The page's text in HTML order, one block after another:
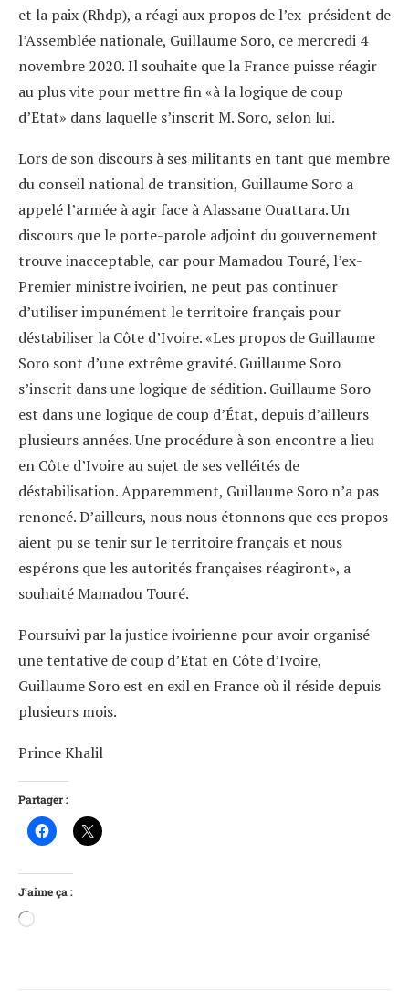
et la paix (Rhdp), a réagi aux propos de l’ex-président de
l’Assemblée nationale, Guillaume Soro, ce mercredi 4
novembre 2020. Il souhaite que la France puisse réagir
au plus vite pour mettre fin «à la logique de coup
d’Etat» dans laquelle s’inscrit M. Soro, selon lui.
Lors de son discours à ses militants en tant que membre
du conseil national de transition, Guillaume Soro a
appelé l’armée à agir face à Alassane Ouattara. Un
discours que le porte-parole adjoint du gouvernement
trouve inacceptable, car pour Mamadou Touré, l’ex-
Premier ministre ivoirien, ne peut pas continuer
d’utiliser impunément le territoire français pour
déstabiliser la Côte d’Ivoire. «Les propos de Guillaume
Soro sont d’une extrême gravité. Guillaume Soro
s’inscrit dans une logique de sédition. Guillaume Soro
est dans une logique de coup d’État, depuis d’ailleurs
plusieurs années. Une procédure à son encontre a lieu
en Côte d’Ivoire au sujet de ses velléités de
déstabilisation. Apparemment, Guillaume Soro n’a pas
renoncé. D’ailleurs, nous nous étonnons que ces propos
aient pu se tenir sur le territoire français et nous
espérons que les autorités françaises réagiront», a
souhaité Mamadou Touré.
Poursuivi par la justice ivoirienne pour avoir organisé
une tentative de coup d’Etat en Côte d’Ivoire,
Guillaume Soro est en exil en France où il réside depuis
plusieurs mois.
Prince Khalil
Partager :
J’aime ça :